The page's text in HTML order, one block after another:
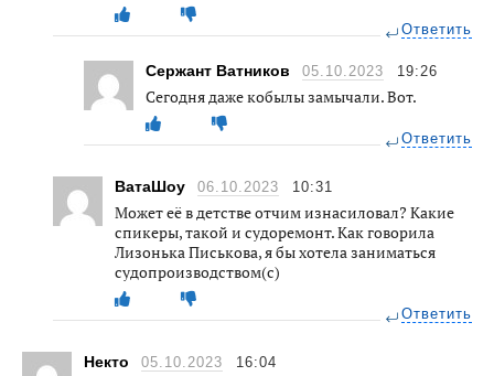
Ответить
Сержант Ватников 05.10.2023 19:26
Сегодня даже кобылы замычали. Вот.
Ответить
ВатаШоу 06.10.2023 10:31
Может её в детстве отчим изнасиловал? Какие
спикеры, такой и судоремонт. Как говорила
Лизонька Писькова, я бы хотела заниматься
судопроизводством(с)
Ответить
Некто 05.10.2023 16:04